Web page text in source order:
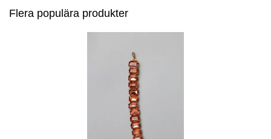
Flera populära produkter